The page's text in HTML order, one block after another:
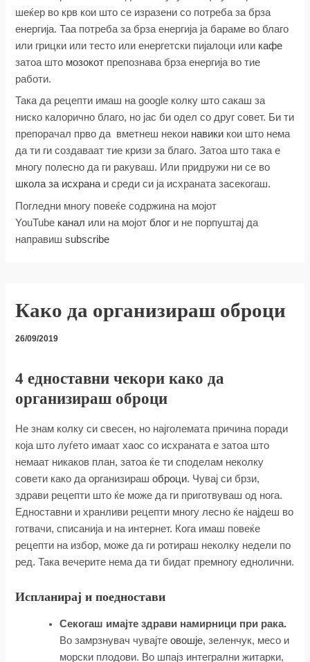
шеќер во крв кои што се изразени со потреба за брза
енергија. Таа потреба за брза енергија ја бараме во благо
или грицки или тесто или енергетски пијалоци или кафе
затоа што мозокот препознава брза енергија во тие
работи.
Така да рецепти имаш на google колку што сакаш за
ниско калорично благо, но јас би одел со друг совет. Би ти
препорачал прво да вметнеш некои навики кои што нема
да ти ги создаваат тие кризи за благо. Затоа што така е
многу полесно да ги ракуваш. Или придружи ни се во
школа за исхранаи среди си ја исхраната засекогаш.
Погледни многу повеќе содржина на мојот
YouTube канал или на мојот блог и не порпуштај да
направишsubscribe
Како да организираш оброци
26/09/2019
4 едноставни чекори како да
организираш оброци
Не знам колку си свесен, но најголемата причина поради
која што луѓето имаат хаос со исхраната е затоа што
немаат никаков план, затоа ќе ти споделам неколку
совети како да организирашоброци. Чувај си брзи,
здрави рецепти што ќе може да ги приготвуваш од нога.
Едноставни и хранливи рецепти многу лесно ќе најдеш во
готвачи, списанија и на интернет. Кога имаш повеќе
рецепти на избор, може да ги ротираш неколку недели по
ред. Така вечерите нема да ти бидат премногу еднолични.
Испланирај и поедностави
Секогаш имајте здрави намирници при рака.
Во замрзнувач чувајтеовошје, зеленчук, месо и
морски плодови. Во шпајз интегрални житарки,